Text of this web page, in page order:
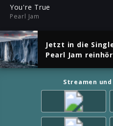
You're True
Pearl Jam
Jetzt in die
Pearl Jam
Streamen